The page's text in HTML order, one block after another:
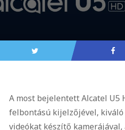
A most bejelentett Alcatel U5
felbontású kijelzőjével,
videókat készítő